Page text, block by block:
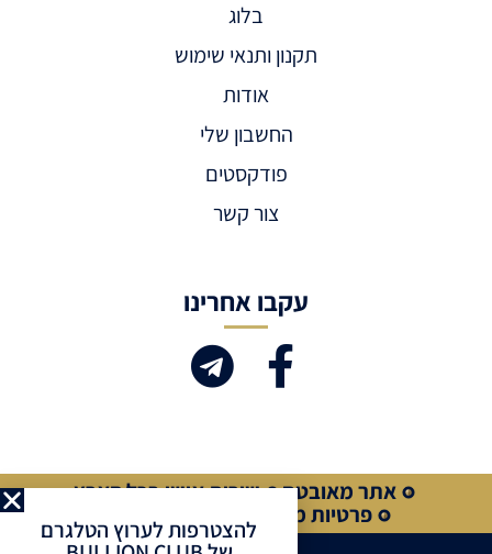
בלוג
תקנון ותנאי שימוש
אודות
החשבון שלי
פודקסטים
צור קשר
עקבו אחרינו
אתר מאובטח
שירות אישי בכל הארץ
פרטיות מלאה
קנייה מאובטחת
להצטרפות לערוץ הטלגרם